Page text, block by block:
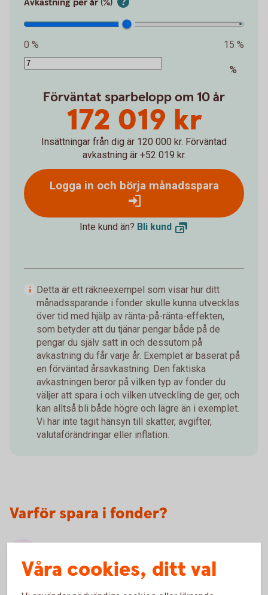
Avkastning per år (%)
0 % 15 %
%
Förväntat sparbelopp om 10 år
172 019 kr
Insättningar från dig är 120 000 kr. Förväntad
avkastning är +52 019 kr.
Logga in och börja månadsspara
Inte kund än? Bli kund
Detta är ett räkneexempel som visar hur ditt
månadssparande i fonder skulle kunna utvecklas
över tid med hjälp av ränta-på-ränta-effekten,
som betyder att du tjänar pengar både på de
pengar du själv satt in och dessutom på
avkastning du får varje år. Exemplet är baserat på
en förväntad årsavkastning. Den faktiska
avkastningen beror på vilken typ av fonder du
väljer att spara i och vilken utveckling de ger, och
kan alltså bli både högre och lägre än i exemplet.
Vi har inte tagit hänsyn till skatter, avgifter,
valutaförändringar eller inflation.
Varför spara i fonder?
När du investerar i fonder ger du pengarna en
Våra cookies, ditt val